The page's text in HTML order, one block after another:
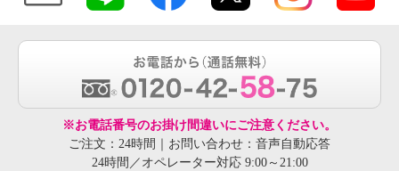
※お電話番号のお掛け間違いにご注意ください。
ご注文：24時間｜お問い合わせ：音声自動応答
24時間／オペレーター対応 9:00～21:00